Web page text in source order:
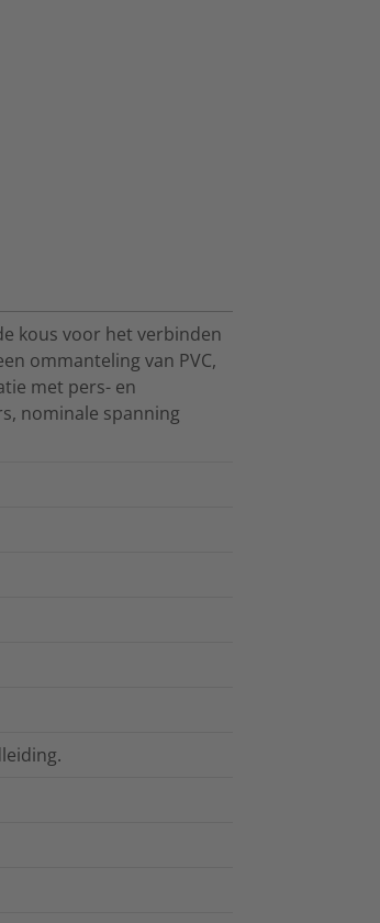
kous voor het verbinden
ommanteling van PVC,
met pers- en
nominale spanning